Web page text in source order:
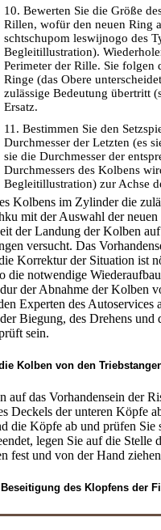
10. Bewerten Sie die Größe
Rillen, wofür den neuen Ring
schtschupom leswijnogo des
Begleitillustration).
Perimeter der Rille. Sie folgen
Ringe (das Obere
zulässige Bedeutung übertritt
Ersatz.
11. Bestimmen Sie den
Durchmesser der Letzten (es
sie die Durchmesser der
Durchmessers des Kolbens
Begleitillustration) zur Achse
Kolbens im Zylinder die
mit der Auswahl der
der Landung der Kolben
versucht. Das
Korrektur der Situation ist
die notwendige
der Abnahme der Kolben
Experten des
Biegung, des Drehens
sein.
Kolben von den
auf das Vorhandensein der
Deckels der unteren Köpfe
die Köpfe ab und prüfen
legen Sie auf die Stelle
fest und von der Hand
des Klopfens der